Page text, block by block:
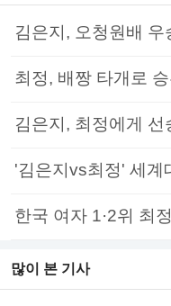
김은지, 오청원배
최정, 배짱 타개로
김은지, 최정에게
'김은지vs최정' 세계
한국 여자 1·2위 최
많이 본 기사